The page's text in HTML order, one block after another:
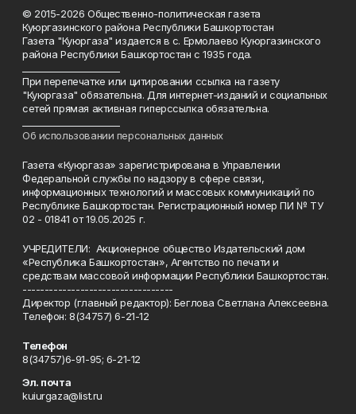
© 2015-2026 Общественно-политическая газета
Куюргазинского района Республики Башкортостан
Газета "Куюргаза" издается в с. Ермолаево Куюргазинского
района Республики Башкортостан с 1935 года.
При перепечатке или цитировании ссылка на газету
"Куюргаза" обязательна. Для интернет-изданий и социальных
сетей прямая активная гиперссылка обязательна.
Об использовании персональных данных
Газета «Куюргаза» зарегистрирована в Управлении
Федеральной службы по надзору в сфере связи,
информационных технологий и массовых коммуникаций по
Республике Башкортостан. Регистрационный номер ПИ № ТУ
02 - 01841 от 19.05.2025 г.
УЧРЕДИТЕЛИ: Акционерное общество Издательский дом
«Республика Башкортостан», Агентство по печати и
средствам массовой информации Республики Башкортостан.
----------------------------------
Директор (главный редактор): Беглова Светлана Алексеевна.
Телефон: 8(34757) 6-21-12
Телефон
8(34757)6-91-95; 6-21-12
Эл. почта
kuiurgaza@list.ru